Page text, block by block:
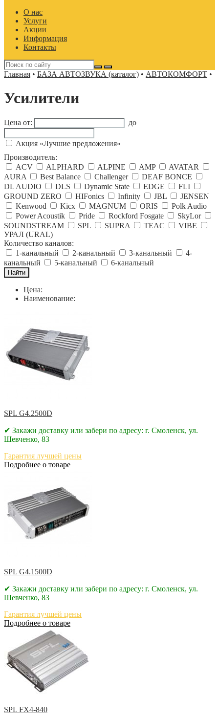
О нас
Услуги
Акции
Информация
Контакты
Главная • БАЗА АВТОЗВУКА (каталог) • АВТОКОМФОРТ •
Усилители
Цена от: до
Акция «Лучшие предложения»
Производитель:
ACV
ALPHARD ALPINE AMP
AVATAR
AURA
Best Balance Challenger
DEAF BONCE
DL AUDIO
DLS Dynamic State EDGE
FLI
GROUND ZERO
HIFonics Infinity JBL
JENSEN
Kenwood
Kicx MAGNUM ORIS
Polk Audio
Power Acoustik
Pride Rockford Fosgate
SkyLor
SOUNDSTREAM
SPL SUPRA TEAC
VIBE
УРАЛ (URAL)
Количество каналов:
1-канальный
2-канальный 3-канальный
4-
канальный
5-канальный 6-канальный
Цена:
Наименование:
SPL G4.2500D
✔ Закажи доставку или забери по адресу: г. Смоленск, ул.
Шевченко, 83
Гарантия лучшей цены
Подробнее о товаре
SPL G4.1500D
✔ Закажи доставку или забери по адресу: г. Смоленск, ул.
Шевченко, 83
Гарантия лучшей цены
Подробнее о товаре
SPL FX4-840